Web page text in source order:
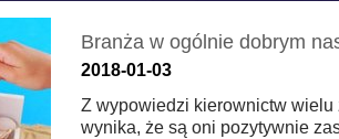
Branża w ogólnie dobrym
2018-01-03
Z wypowiedzi kierownictw wielu
wynika, że są oni pozytywnie